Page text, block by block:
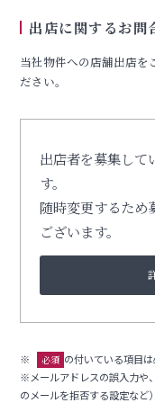
出店に関するお問
当社物件への店舗出店を
ださい。
出店者を募集して
す。
随時変更するため
ございます。
※ 必須 の付いている項目は
※メールアドレスの誤入力や
のメールを拒否する設定など